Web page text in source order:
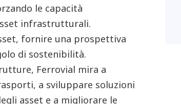
le capacità
infrastrutturali.
fornire una prospettiva
di sostenibilità.
Ferrovial mira a
a sviluppare soluzioni
asset e a migliorare le